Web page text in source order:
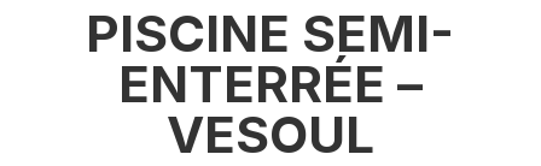
PISCINE SEMI-
ENTERRÉE –
VESOUL